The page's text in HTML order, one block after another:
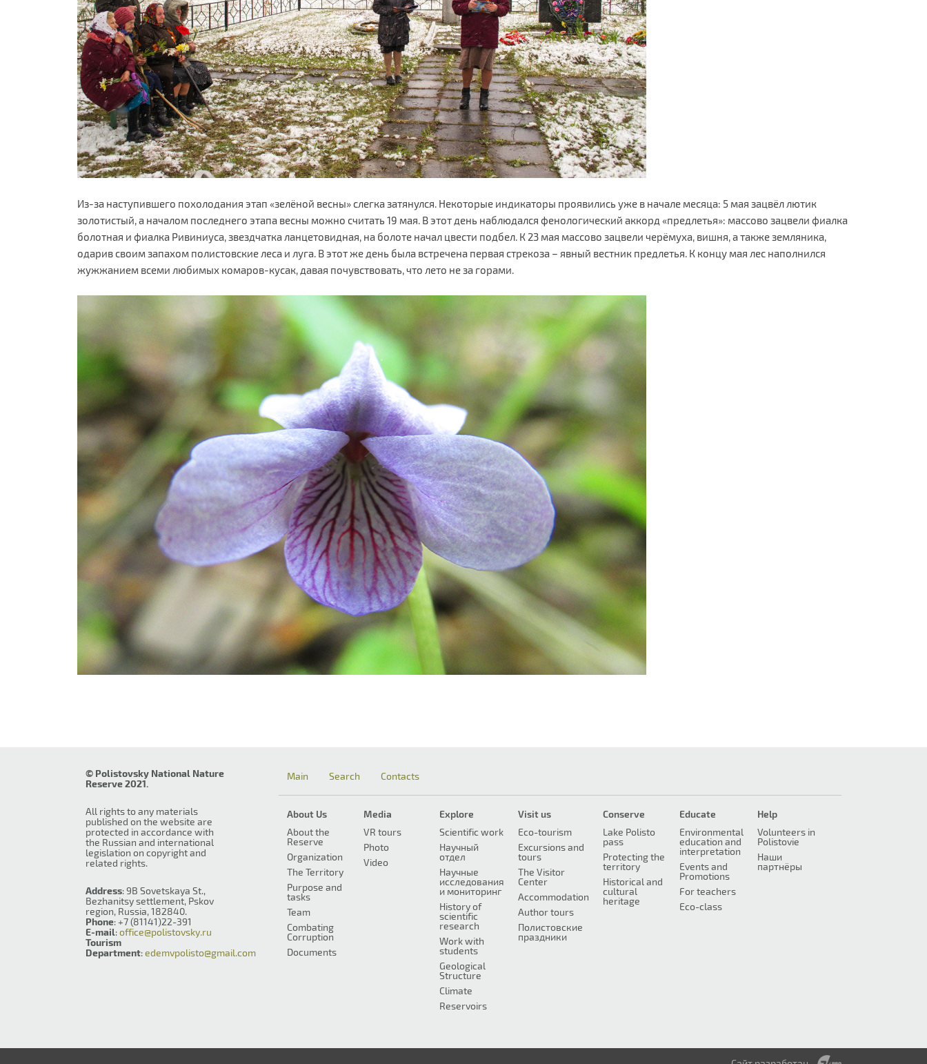
Из-за наступившего похолодания этап «зелёной весны» слегка затянулся. Некоторые индикаторы проявились уже в начале месяца: 5 мая зацвёл лютик
золотистый, а началом последнего этапа весны можно считать 19 мая. В этот день наблюдался фенологический аккорд «предлетья»: массово зацвели фиалка
болотная и фиалка Ривиниуса, звездчатка ланцетовидная, на болоте начал цвести подбел. К 23 мая массово зацвели черёмуха, вишня, а также земляника,
одарив своим запахом полистовские леса и луга. В этот же день была встречена первая стрекоза – явный вестник предлетья. К концу мая лес наполнился
жужжанием всеми любимых комаров-кусак, давая почувствовать, что лето не за горами.
© Polistovsky National Nature
Reserve 2021.
All rights to any materials
published on the website are
protected in accordance with
the Russian and international
legislation on copyright and
related rights.
Address: 9B Sovetskaya St.,
Bezhanitsy settlement, Pskov
region, Russia, 182840.
Phone: +7 (81141)22-391
E-mail:office@polistovsky.ru
Tourism
Department:edemvpolisto@gmail.com
Main Search Contacts
About Us
About the
Reserve
Organization
The Territory
Purpose and
tasks
Team
Combating
Corruption
Documents
Media
VR tours
Photo
Video
Explore
Scientific work
Научный
отдел
Научные
исследования
и мониторинг
History of
scientific
research
Work with
students
Geological
Structure
Climate
Reservoirs
Visit us
Eco-tourism
Excursions and
tours
The Visitor
Center
Accommodation
Author tours
Полистовские
праздники
Conserve
Lake Polisto
pass
Protecting the
territory
Historical and
cultural
heritage
Educate
Environmental
education and
interpretation
Events and
Promotions
For teachers
Eco-class
Help
Volunteers in
Polistovie
Наши
партнёры